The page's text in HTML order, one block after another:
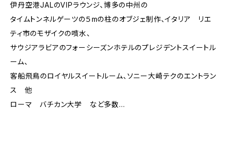
伊丹空港JALのVIPラウンジ、博多の中州の
タイムトンネルゲーツの５mの柱のオブジェ制作、イタリア リエ
ティ市のモザイクの噴水、
サウジアラビアのフォーシーズンホテルのプレジデントスイートル
ーム、
客船飛鳥のロイヤルスイートルーム、ソニー大崎テクのエントラン
ス 他
ローマ バチカン大学 など多数...